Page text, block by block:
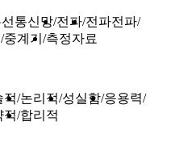
통신망 전파 전파전파
중계기 측정자료
적 논리적 성실함 응용력
적 합리적